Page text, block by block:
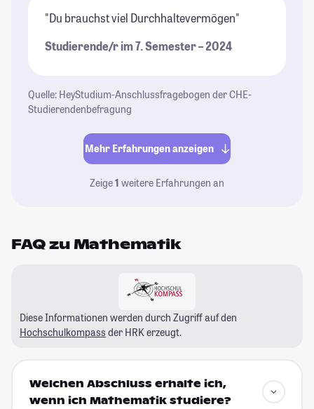
"Du brauchst viel Durchhaltevermögen"
Studierende/r im 7. Semester – 2024
Quelle: HeyStudium-Anschlussfragebogen der CHE-
Studierendenbefragung
Mehr Erfahrungen anzeigen
Zeige1 weitere Erfahrungen an
FAQ zu Mathematik
Diese Informationen werden durch Zugriff auf den
Hochschulkompass der HRK erzeugt.
Welchen Abschluss erhalte ich,
wenn ich Mathematik studiere?